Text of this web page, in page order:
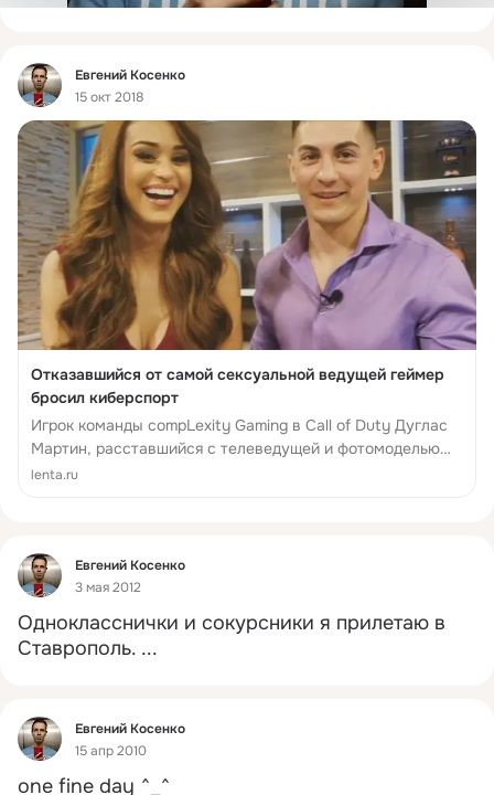
Фид
Евгений Косенко
15 окт 2018
Отказавшийся от самой сексуальной ведущей геймер
бросил киберспорт
Игрок команды compLexity Gaming в Call of Duty Дуглас
Мартин, расставшийся с телеведущей и фотомоделью
Янет Гарсией, бросил киберспорт. Новый сезон игрок
lenta.ru
Фид
Евгений Косенко
3 мая 2012
Однокласснички и сокурсники я прилетаю в
Ставрополь. ...
Фид
Евгений Косенко
15 апр 2010
one fine day ^_^